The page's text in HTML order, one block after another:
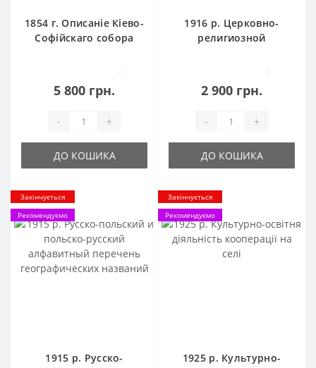
1854 г. Описаніе Кіево-
Софійскаго собора
5 800 грн.
- +
ДО КОШИКА
1916 р. Церковно-
религиозной
отношении Русской
2 900 грн.
- +
ДО КОШИКА
Закінчується
Рекомендуємо
1915 р. Русско-
Закінчується
Рекомендуємо
1925 р. Культурно-